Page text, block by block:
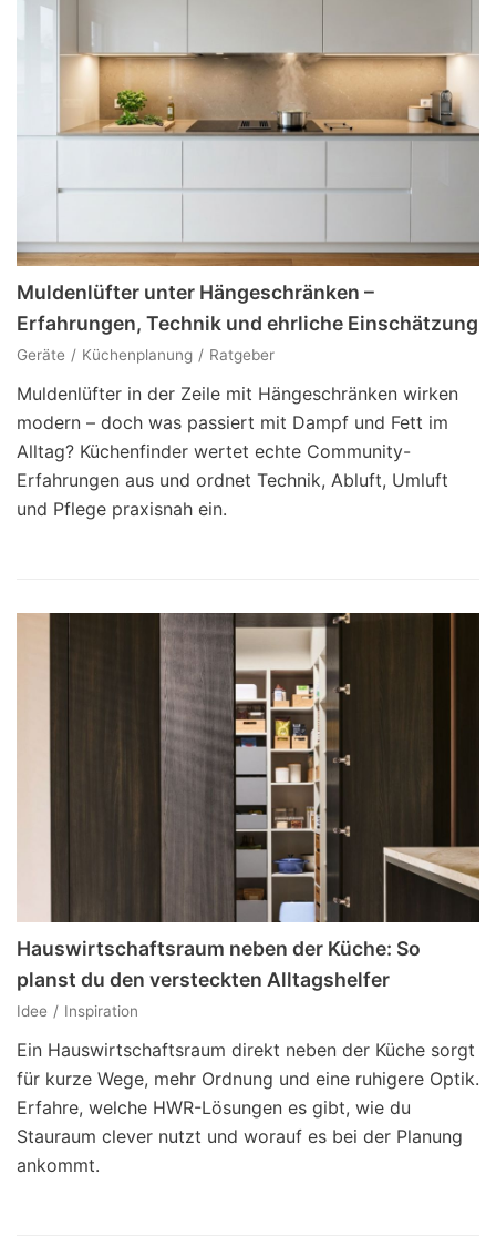
Muldenlüfter unter Hängeschränken –
Erfahrungen, Technik und ehrliche Einschätzung
Geräte Küchenplanung Ratgeber
Muldenlüfter in der Zeile mit Hängeschränken wirken
modern – doch was passiert mit Dampf und Fett im
Alltag? Küchenfinder wertet echte Community-
Erfahrungen aus und ordnet Technik, Abluft, Umluft
und Pflege praxisnah ein.
Hauswirtschaftsraum neben der Küche: So
planst du den versteckten Alltagshelfer
Idee Inspiration
Ein Hauswirtschaftsraum direkt neben der Küche sorgt
für kurze Wege, mehr Ordnung und eine ruhigere Optik.
Erfahre, welche HWR-Lösungen es gibt, wie du
Stauraum clever nutzt und worauf es bei der Planung
ankommt.